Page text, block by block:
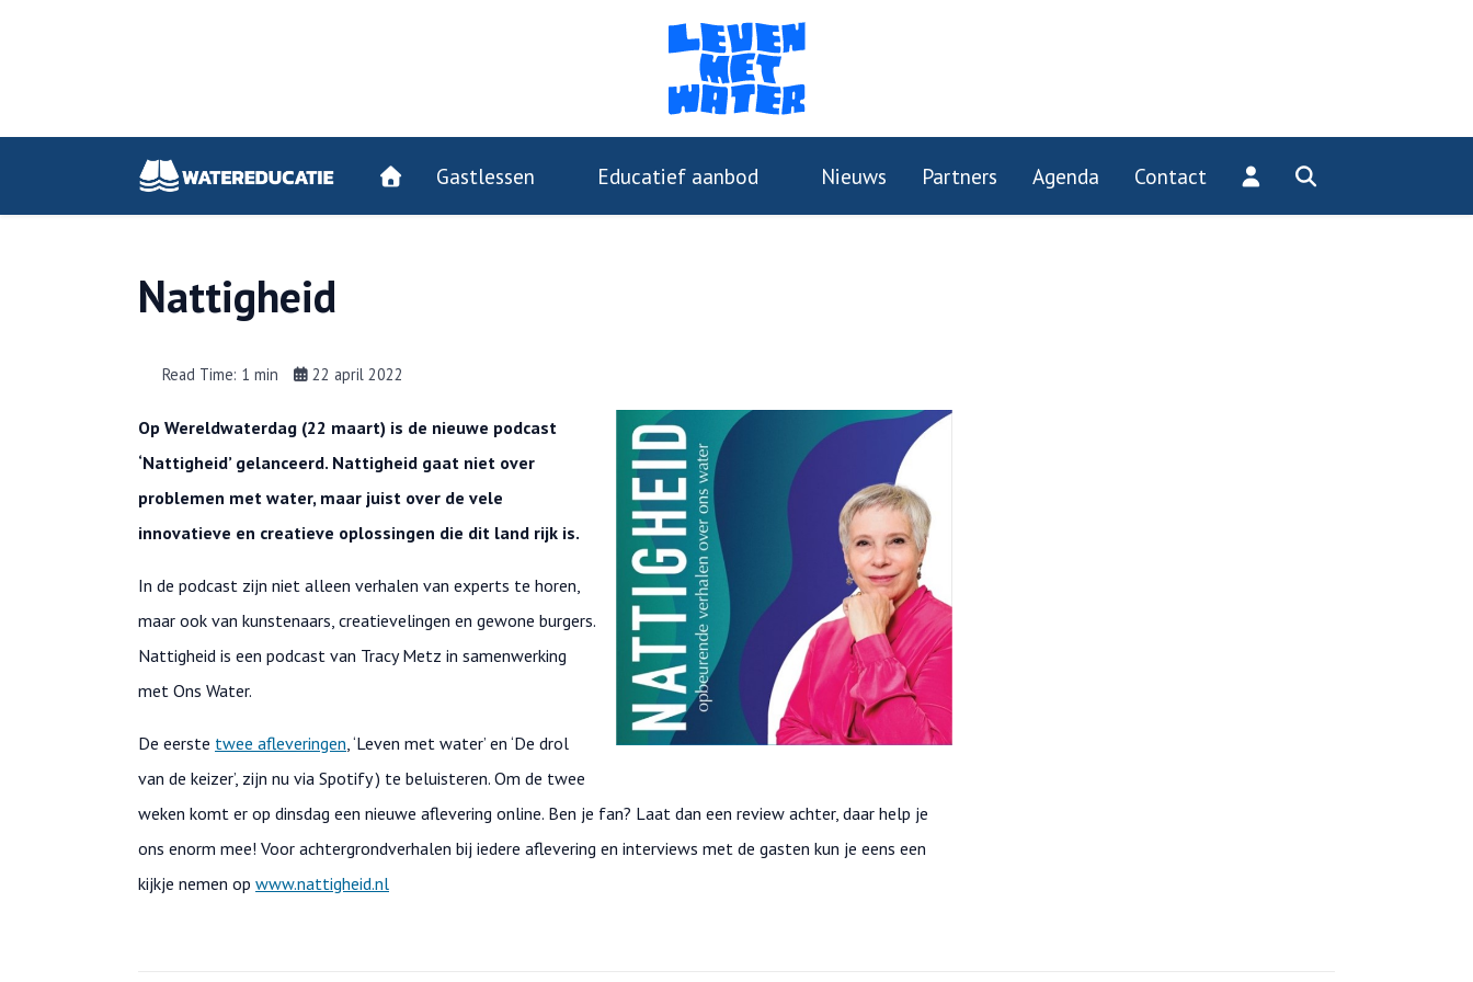
Gastlessen Educatief aanbod Nieuws Partners Agenda Contact
Nattigheid
Read Time: 1 min 22 april 2022
Op Wereldwaterdag (22 maart) is de nieuwe podcast
‘Nattigheid’ gelanceerd. Nattigheid gaat niet over
problemen met water, maar juist over de vele
innovatieve en creatieve oplossingen die dit land rijk is.
In de podcast zijn niet alleen verhalen van experts te horen,
maar ook van kunstenaars, creatievelingen en gewone burgers.
Nattigheid is een podcast van Tracy Metz in samenwerking
met Ons Water.
De eerste twee afleveringen, ‘Leven met water’ en ‘De drol
van de keizer’, zijn nu via Spotify ) te beluisteren. Om de twee
weken komt er op dinsdag een nieuwe aflevering online. Ben je fan? Laat dan een review achter, daar help je
ons enorm mee! Voor achtergrondverhalen bij iedere aflevering en interviews met de gasten kun je eens een
kijkje nemen op www.nattigheid.nl